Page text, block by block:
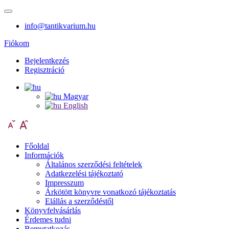
info@tantikvarium.hu
Fiókom
Bejelentkezés
Regisztráció
Magyar
English
Főoldal
Információk
Általános szerződési feltételek
Adatkezelési tájékoztató
Impresszum
Árkötött könyvre vonatkozó tájékoztatás
Elállás a szerződéstől
Könyvfelvásárlás
Érdemes tudni